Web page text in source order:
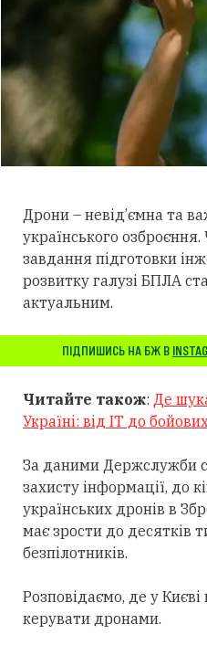
Дрони – невід’ємна та
українського
завдання підготовки
розвитку галузі БПЛА
актуальним.
ПІДПИШИСЬ НА БЖ В
Читайте також: Де
Україні: від IT до
За даними Держслужби
захисту інформації, до
українських дронів в
має зрости до десятків
безпілотників.
Розповідаємо, де у
керувати дронами.